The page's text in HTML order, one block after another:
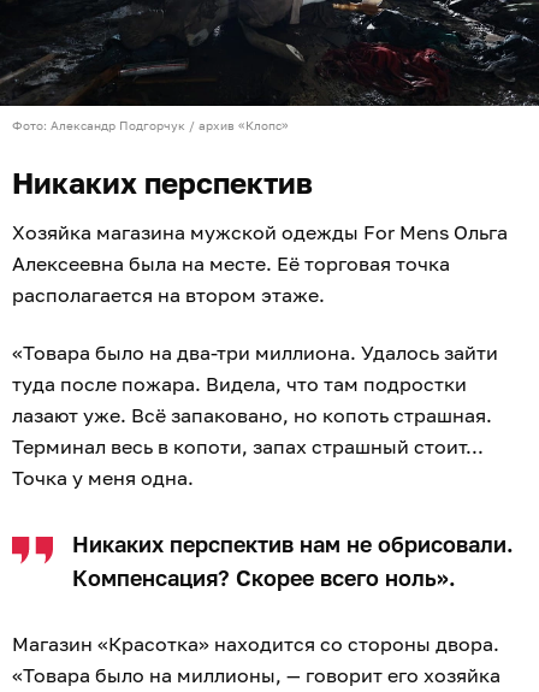
Фото: Александр Подгорчук / архив «Клопс»
Никаких перспектив
Хозяйка магазина мужской одежды For Mens Ольга
Алексеевна была на месте. Её торговая точка
располагается на втором этаже.
«Товара было на два-три миллиона. Удалось зайти
туда после пожара. Видела, что там подростки
лазают уже. Всё запаковано, но копоть страшная.
Терминал весь в копоти, запах страшный стоит...
Точка у меня одна.
Никаких перспектив нам не обрисовали.
Компенсация? Скорее всего ноль».
Магазин «Красотка» находится со стороны двора.
«Товара было на миллионы, — говорит его хозяйка